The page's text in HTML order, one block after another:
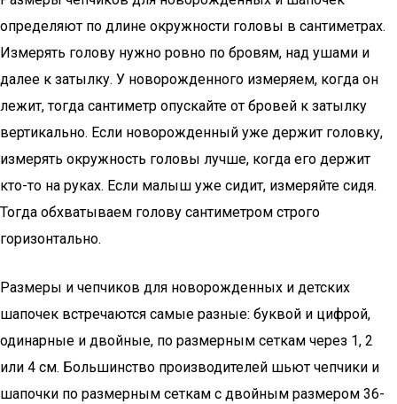
определяют по длине окружности головы в сантиметрах.
Измерять голову нужно ровно по бровям, над ушами и
далее к затылку. У новорожденного измеряем, когда он
лежит, тогда сантиметр опускайте от бровей к затылку
вертикально. Если новорожденный уже держит головку,
измерять окружность головы лучше, когда его держит
кто-то на руках. Если малыш уже сидит, измеряйте сидя.
Тогда обхватываем голову сантиметром строго
горизонтально.
Размеры и чепчиков для новорожденных и детских
шапочек встречаются самые разные: буквой и цифрой,
одинарные и двойные, по размерным сеткам через 1, 2
или 4 см. Большинство производителей шьют чепчики и
шапочки по размерным сеткам с двойным размером 36-